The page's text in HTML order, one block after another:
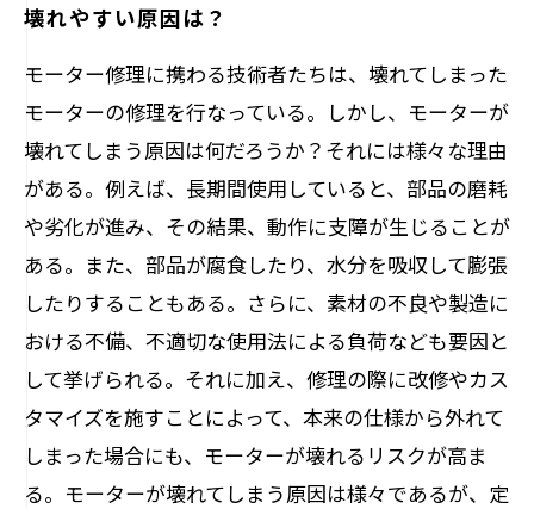
壊れやすい原因は？
モーター修理に携わる技術者たちは、壊れてしまった
モーターの修理を行なっている。しかし、モーターが
壊れてしまう原因は何だろうか？それには様々な理由
がある。例えば、長期間使用していると、部品の磨耗
や劣化が進み、その結果、動作に支障が生じることが
ある。また、部品が腐食したり、水分を吸収して膨張
したりすることもある。さらに、素材の不良や製造に
おける不備、不適切な使用法による負荷なども要因と
して挙げられる。それに加え、修理の際に改修やカス
タマイズを施すことによって、本来の仕様から外れて
しまった場合にも、モーターが壊れるリスクが高ま
る。モーターが壊れてしまう原因は様々であるが、定